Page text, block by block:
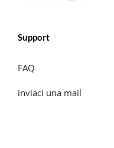
Support
FAQ
inviaci una mail